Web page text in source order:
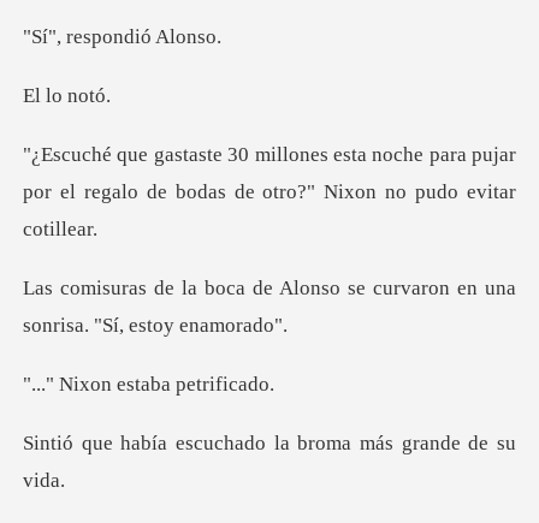
espondi
lo
noche para pujar
por el regalo de bodas
Alonso se curvaron en una
so
n estaba p
cuchado la broma má